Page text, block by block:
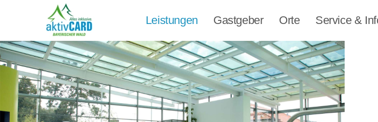
Leistungen Gastgeber Orte Service &